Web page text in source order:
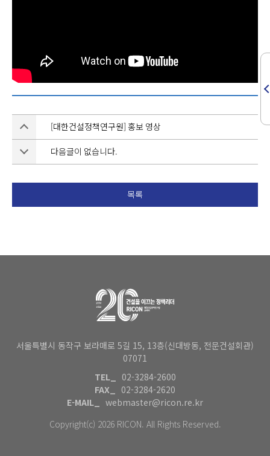
[대한건설정책연구원] 홍보 영상
다음글이 없습니다.
목록
서울특별시 동작구 보라매로 5길 15, 13층(신대방동, 전문건설회관)
07071
TEL_
02-3284-2600
FAX_
02-3284-2620
E-MAIL_
webmaster@ricon.re.kr
Copyright(c) 2026 RICON. All Rights Reserved.